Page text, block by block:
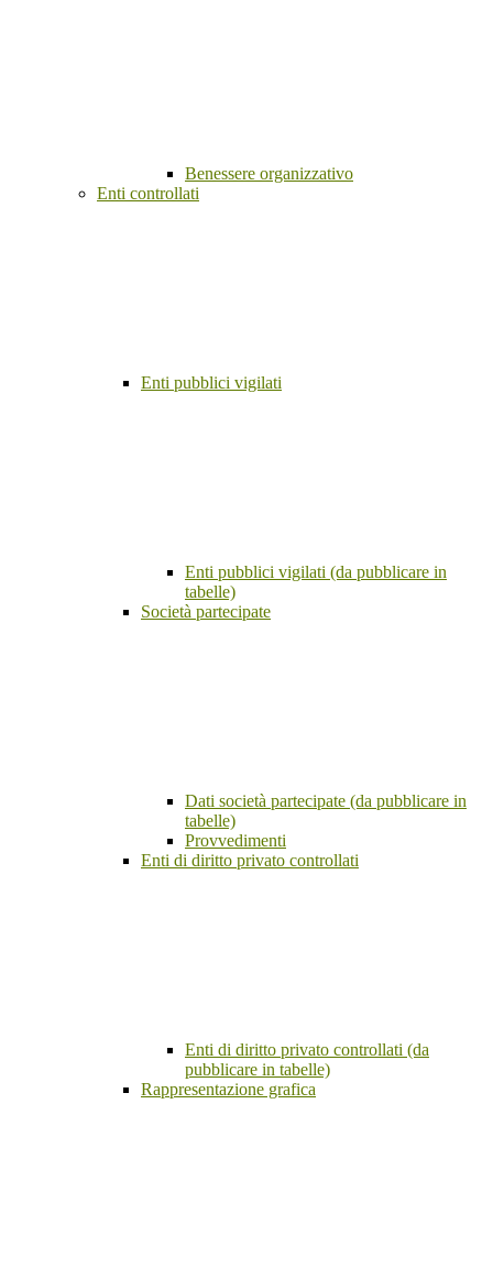
Benessere organizzativo
Enti controllati
Enti pubblici vigilati
Enti pubblici vigilati (da pubblicare in
tabelle)
Società partecipate
Dati società partecipate (da pubblicare in
tabelle)
Provvedimenti
Enti di diritto privato controllati
Enti di diritto privato controllati (da
pubblicare in tabelle)
Rappresentazione grafica